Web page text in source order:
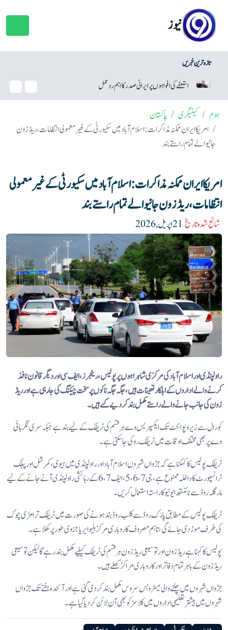
نیوز
تازہ ترین خبریں
پر ایرانی صدر کا اہم ردعمل وائٹ ہاؤس بال روم منصوبہ، ٹرمپ کو
ہوم کیٹیگری
پاکستان
امریکا ایران ممکنہ مذاکرات: اسلام آباد میں سکیورٹی کے غیر معمولی انتظامات، ریڈ زون
جانیوالے تمام راستے بند
امریکا ایران ممکنہ مذاکرات: اسلام آباد میں سکیورٹی کے غیر معمولی
انتظامات، ریڈ زون جانیوالے تمام راستے بند
شائع شدہ تاریخ
راولپنڈی اور اسلام آباد کی مرکزی شاہراہوں پر پولیس، رینجرز، ایف سی اور دیگر قانون نافذ
کرنے والے اداروں کے اہلکار تعینات ہیں، جگہ جگہ ناکوں پر سخت چیکنگ کی جا رہی ہے اور ریڈ
زون کی جانب جانے والے راستے مکمل بند کر دیے گئے ہیں۔
کورال سے زیرو پوائنٹ تک ایکسپریس وے ہر قسم کی ٹریفک کے لیے بند ہے جبکہ سری نگر ہائی
وے پر بھی مختلف اوقات میں ٹریفک روکی جاسکتی ہے۔
ٹریفک پولیس کا کہکنا ہے کہ جڑواں شہروں اسلام آباد اور راولپنڈی میں ہیوی، کمرشل اور پبلک
ٹرانسپورٹ کا داخلہ ممنوع ہے، جی5،6،7، ایف 6،7 کے رہائشی راولپنڈی آنے جانے کے لیے
مارگلہ روڈ سے نائنتھ ایونیو کا راستہ استعمال کریں۔
ٹریفک پولیس کے مطابق پارک روڈ سے کلب روڈ بند ہونے کی صورت میں ٹریفک ترامڑی چوک
کی طرف موڑ دی جائے گی، تاہم مصروف کاروباری مرکز بلیو ایریا جزوی طور پر کھلا ہے۔
پولیس کا کہنا ہے ریڈ زون اور توسیعی ریڈ زون ہر قسم کی ٹریفک کیلیے مکمل بند رہے گا لیکن توسیعی
ریڈزون کے باہر تمام دفاتر اور کاروباری مراکز کھلے ہیں۔
جڑواں شہروں میں چلنے والی میٹروبس سروس مکمل بند کردی گئی ہے اور آئندہ ہفتے تک جڑواں
شہروں میں بیشتر تعلیمی اداروں میں کلاسز کو بھی آن لائن کر دیا گیا ہے۔